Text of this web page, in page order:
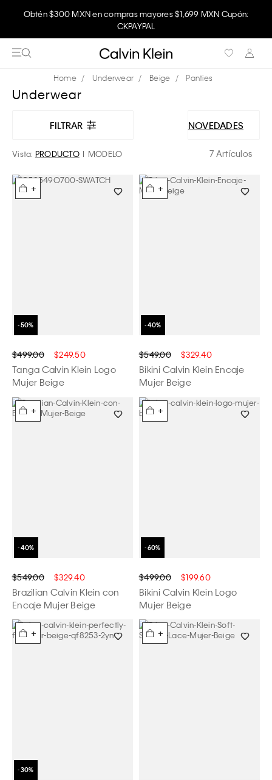
Obtén $300 MXN en compras mayores $1,699 MXN Cupón:
CKPAYPAL
Underwear Beige Panties
Underwear
FILTRAR NOVEDADES
Vista: PRODUCTO MODELO 7 Artículos
+
$499.00 $249.50
Tanga Calvin Klein Logo
Mujer Beige
+
$549.00 $329.40
Bikini Calvin Klein Encaje
Mujer Beige
+
$549.00 $329.40
Brazilian Calvin Klein con
Encaje Mujer Beige
+
$499.00 $199.60
Bikini Calvin Klein Logo
Mujer Beige
+ +